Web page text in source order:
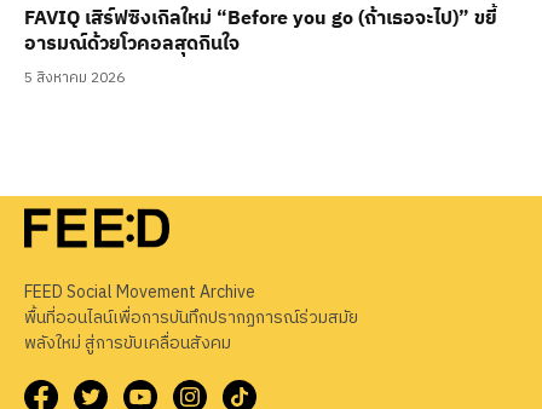
FAVIQ เสิร์ฟซิงเกิลใหม่ “Before you go (ถ้าเธอจะไป)” ขยี้
อารมณ์ด้วยโวคอลสุดกินใจ
5 สิงหาคม 2026
FEED Social Movement Archive
พื้นที่ออนไลน์เพื่อการบันทึกปรากฏการณ์ร่วมสมัย
พลังใหม่ สู่การขับเคลื่อนสังคม